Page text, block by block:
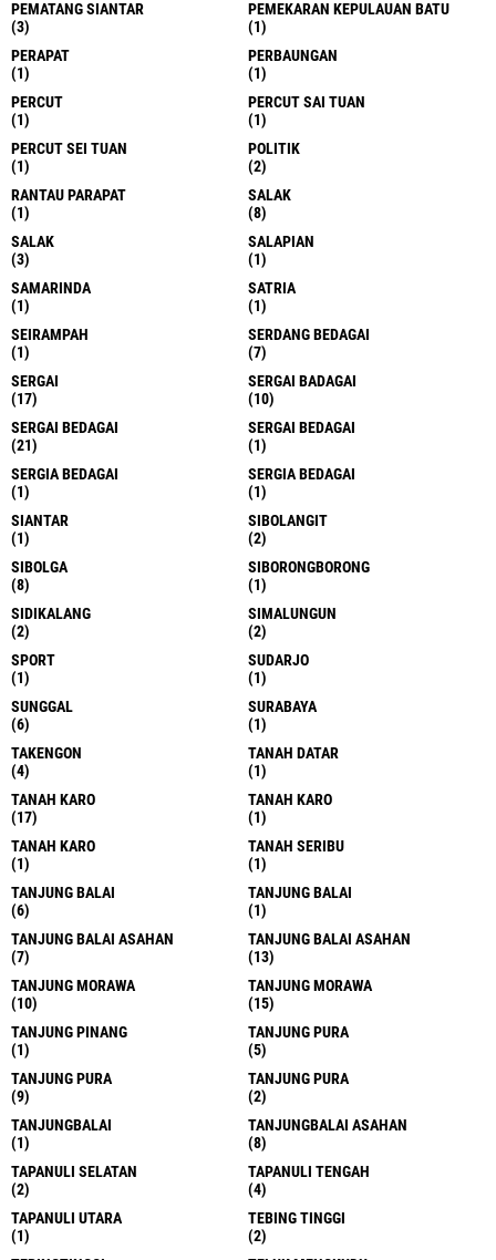
PEMATANG SIANTAR
(3)
PEMEKARAN KEPULAUAN BATU
(1)
PERAPAT
(1)
PERBAUNGAN
(1)
PERCUT
(1)
PERCUT SAI TUAN
(1)
PERCUT SEI TUAN
(1)
POLITIK
(2)
RANTAU PARAPAT
(1)
SALAK
(8)
SALAK
(3)
SALAPIAN
(1)
SAMARINDA
(1)
SATRIA
(1)
SEIRAMPAH
(1)
SERDANG BEDAGAI
(7)
SERGAI
(17)
SERGAI BADAGAI
(10)
SERGAI BEDAGAI
(21)
SERGAI BEDAGAI
(1)
SERGIA BEDAGAI
(1)
SERGIA BEDAGAI
(1)
SIANTAR
(1)
SIBOLANGIT
(2)
SIBOLGA
(8)
SIBORONGBORONG
(1)
SIDIKALANG
(2)
SIMALUNGUN
(2)
SPORT
(1)
SUDARJO
(1)
SUNGGAL
(6)
SURABAYA
(1)
TAKENGON
(4)
TANAH DATAR
(1)
TANAH KARO
(17)
TANAH KARO
(1)
TANAH KARO
(1)
TANAH SERIBU
(1)
TANJUNG BALAI
(6)
TANJUNG BALAI
(1)
TANJUNG BALAI ASAHAN
(7)
TANJUNG BALAI ASAHAN
(13)
TANJUNG MORAWA
(10)
TANJUNG MORAWA
(15)
TANJUNG PINANG
(1)
TANJUNG PURA
(5)
TANJUNG PURA
(9)
TANJUNG PURA
(2)
TANJUNGBALAI
(1)
TANJUNGBALAI ASAHAN
(8)
TAPANULI SELATAN
(2)
TAPANULI TENGAH
(4)
TAPANULI UTARA
(1)
TEBING TINGGI
(2)